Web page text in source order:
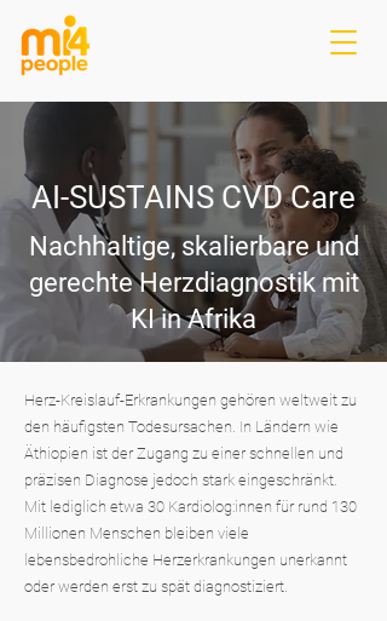
AI-SUSTAINS CVD Care
Nachhaltige, skalierbare und
gerechte Herzdiagnostik mit
KI in Afrika
Herz-Kreislauf-Erkrankungen gehören weltweit zu
den häufigsten Todesursachen. In Ländern wie
Äthiopien ist der Zugang zu einer schnellen und
präzisen Diagnose jedoch stark eingeschränkt.
Mit lediglich etwa 30 Kardiolog:innen für rund 130
Millionen Menschen bleiben viele
lebensbedrohliche Herzerkrankungen unerkannt
oder werden erst zu spät diagnostiziert.